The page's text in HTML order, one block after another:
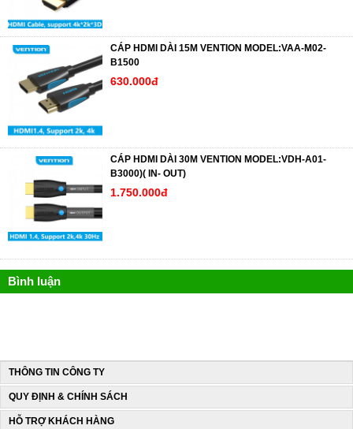
CÁP HDMI DÀI 15M VENTION MODEL:VAA-M02-
B1500
630.000đ
CÁP HDMI DÀI 30M VENTION MODEL:VDH-A01-
B3000)( IN- OUT)
1.750.000đ
Bình luận
THÔNG TIN CÔNG TY
QUY ĐỊNH & CHÍNH SÁCH
HỖ TRỢ KHÁCH HÀNG